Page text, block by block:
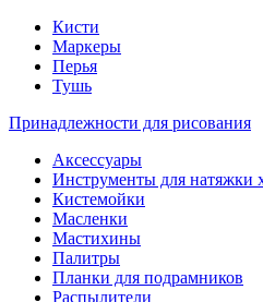
Кисти
Маркеры
Перья
Тушь
Принадлежности для рисования
Аксессуары
Инструменты для натяжки
Кистемойки
Масленки
Мастихины
Палитры
Планки для подрамников
Распылители